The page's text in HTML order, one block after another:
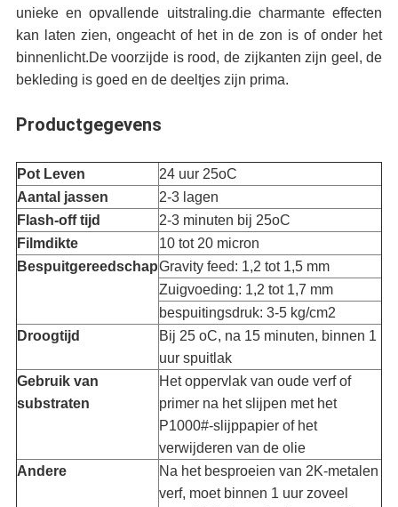
unieke en opvallende uitstraling.die charmante effecten
kan laten zien, ongeacht of het in de zon is of onder het
binnenlicht.De voorzijde is rood, de zijkanten zijn geel, de
bekleding is goed en de deeltjes zijn prima.
Productgegevens
Pot Leven
24 uur 25oC
Aantal jassen
2-3 lagen
Flash-off tijd
2-3 minuten bij 25oC
Filmdikte
10 tot 20 micron
BespuitgereedschapGravity feed: 1,2 tot 1,5 mm
Zuigvoeding: 1,2 tot 1,7 mm
bespuitingsdruk: 3-5 kg/cm2
Droogtijd
Bij 25 oC, na 15 minuten, binnen 1
uur spuitlak
Gebruik van
substraten
Het oppervlak van oude verf of
primer na het slijpen met het
P1000#-slijppapier of het
verwijderen van de olie
Andere
Na het besproeien van 2K-metalen
verf, moet binnen 1 uur zoveel